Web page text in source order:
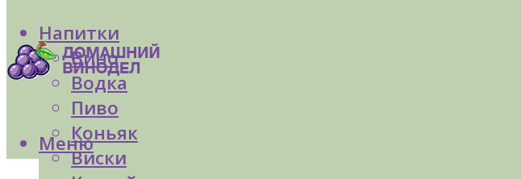
Напитки
Вино
Водка
Пиво
Коньяк
Виски
Меню